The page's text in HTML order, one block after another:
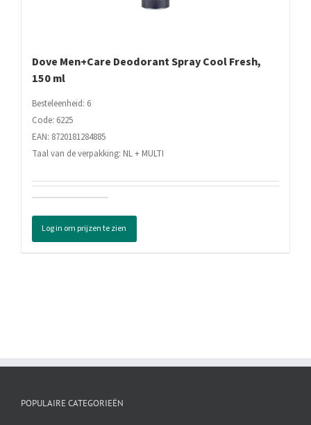
Dove Men+Care Deodorant Spray Cool Fresh,
150 ml
Besteleenheid: 6
Code: 6225
EAN: 8720181284885
Taal van de verpakking: NL + MULTI
Men+Care
Deodorant
Spray
Log in om prijzen te zien
POPULAIRE CATEGORIEËN